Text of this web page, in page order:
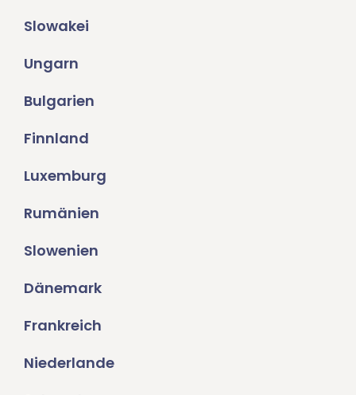
Slowakei
Ungarn
Bulgarien
Finnland
Luxemburg
Rumänien
Slowenien
Dänemark
Frankreich
Niederlande